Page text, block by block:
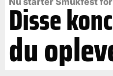
Disse
du